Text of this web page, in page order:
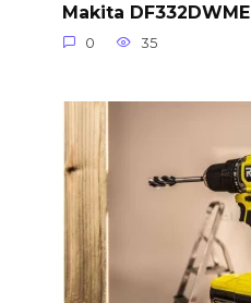
Makita DF332DWME
0 35